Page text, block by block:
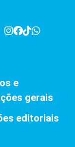
e
gerais
editoriais